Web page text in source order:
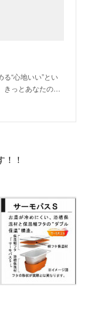
“心地いい”とい
きっとあなたの…
！！